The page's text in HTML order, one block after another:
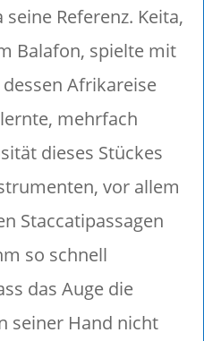
Referenz. Keita,
Balafon, spielte mit
Afrikareise
mehrfach
dieses Stückes
vor allem
Staccatipassagen
so schnell
das Auge die
seiner Hand nicht